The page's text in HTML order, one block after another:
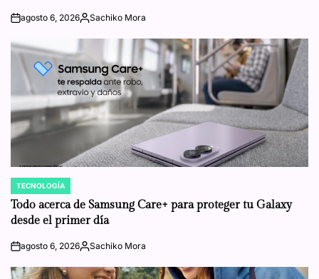
onagosto 6, 2026Posted
Sachiko Mora
POSTED
IN
TECNOLOGÍA
Todo acerca de Samsung Care+ para proteger tu Galaxy
desde el primer día
onagosto 6, 2026Posted
Sachiko Mora